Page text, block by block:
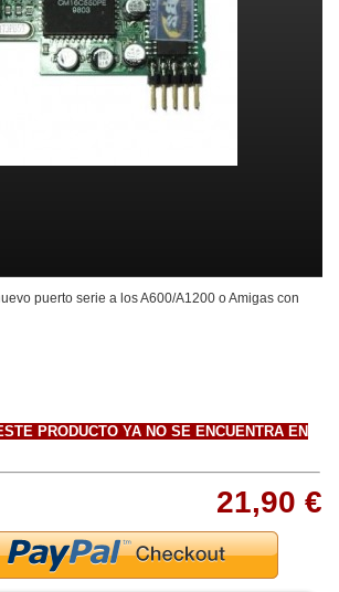
puerto serie a los A600/A1200 o Amigas con
PRODUCTO YA NO SE ENCUENTRA EN
21,90 €